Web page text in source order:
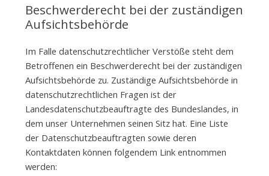
Beschwerderecht bei der zuständigen
Aufsichtsbehörde
Im Falle datenschutzrechtlicher Verstöße steht dem
Betroffenen ein Beschwerderecht bei der zuständigen
Aufsichtsbehörde zu. Zuständige Aufsichtsbehörde in
datenschutzrechtlichen Fragen ist der
Landesdatenschutzbeauftragte des Bundeslandes, in
dem unser Unternehmen seinen Sitz hat. Eine Liste
der Datenschutzbeauftragten sowie deren
Kontaktdaten können folgendem Link entnommen
werden: